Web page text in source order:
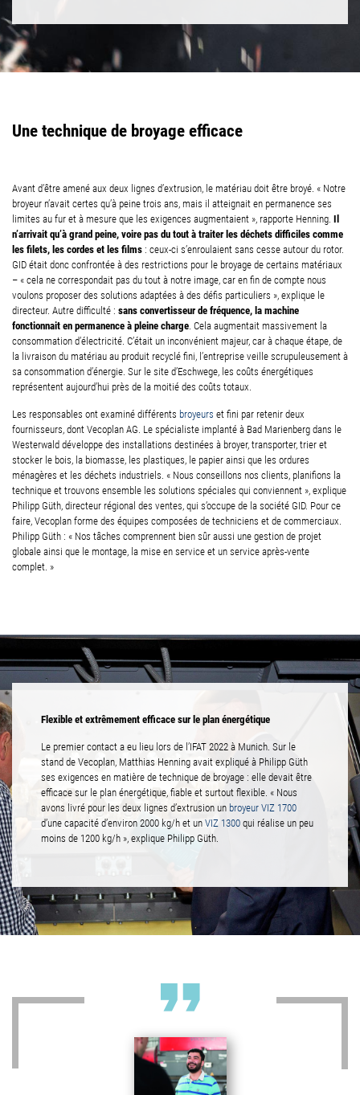
Une technique de broyage efficace
Avant d’être amené aux deux lignes d’extrusion, le matériau doit être broyé. « Notre
broyeur n’avait certes qu’à peine trois ans, mais il atteignait en permanence ses
limites au fur et à mesure que les exigences augmentaient », rapporte Henning. Il
n’arrivait qu’à grand peine, voire pas du tout à traiter les déchets difficiles comme
les filets, les cordes et les films : ceux-ci s’enroulaient sans cesse autour du rotor.
GID était donc confrontée à des restrictions pour le broyage de certains matériaux
– « cela ne correspondait pas du tout à notre image, car en fin de compte nous
voulons proposer des solutions adaptées à des défis particuliers », explique le
directeur. Autre difficulté : sans convertisseur de fréquence, la machine
fonctionnait en permanence à pleine charge. Cela augmentait massivement la
consommation d’électricité. C’était un inconvénient majeur, car à chaque étape, de
la livraison du matériau au produit recyclé fini, l’entreprise veille scrupuleusement à
sa consommation d’énergie. Sur le site d’Eschwege, les coûts énergétiques
représentent aujourd’hui près de la moitié des coûts totaux.
Les responsables ont examiné différents broyeurs et fini par retenir deux
fournisseurs, dont Vecoplan AG. Le spécialiste implanté à Bad Marienberg dans le
Westerwald développe des installations destinées à broyer, transporter, trier et
stocker le bois, la biomasse, les plastiques, le papier ainsi que les ordures
ménagères et les déchets industriels. « Nous conseillons nos clients, planifions la
technique et trouvons ensemble les solutions spéciales qui conviennent », explique
Philipp Güth, directeur régional des ventes, qui s’occupe de la société GID. Pour ce
faire, Vecoplan forme des équipes composées de techniciens et de commerciaux.
Philipp Güth : « Nos tâches comprennent bien sûr aussi une gestion de projet
globale ainsi que le montage, la mise en service et un service après-vente
complet. »
Flexible et extrêmement efficace sur le plan énergétique
Le premier contact a eu lieu lors de l’IFAT 2022 à Munich. Sur le
stand de Vecoplan, Matthias Henning avait expliqué à Philipp Güth
ses exigences en matière de technique de broyage : elle devait être
efficace sur le plan énergétique, fiable et surtout flexible. « Nous
avons livré pour les deux lignes d’extrusion un broyeur VIZ 1700
d’une capacité d’environ 2000 kg/h et un VIZ 1300 qui réalise un peu
moins de 1200 kg/h », explique Philipp Güth.